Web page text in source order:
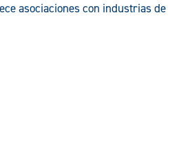
asociaciones con industrias de